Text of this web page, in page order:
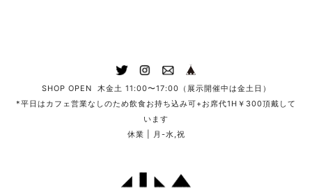
SHOP OPEN 木金土 11:00〜17:00（展示開催中は金土日）
*平日はカフェ営業なしのため飲食お持ち込み可+お席代1H￥300頂戴して
います
休業 | 月-水,祝